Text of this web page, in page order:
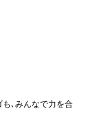
､みんなで力を合